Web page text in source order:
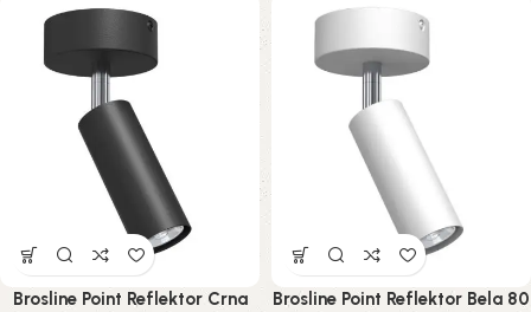
Brosline Point Reflektor Crna
Brosline Point Reflektor Bela 80